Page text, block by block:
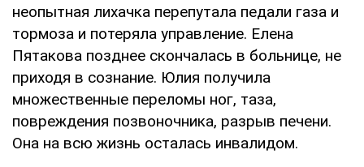
неопытная лихачка перепутала педали газа и
тормоза и потеряла управление. Елена
Пятакова позднее скончалась в больнице, не
приходя в сознание. Юлия получила
множественные переломы ног, таза,
повреждения позвоночника, разрыв печени.
Она на всю жизнь осталась инвалидом.